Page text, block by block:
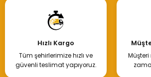
1.750,00 TL
Hemen İncele
Hızlı Kargo
Tüm şehirlerimize hızlı ve
güvenli teslimat yapıyoruz.